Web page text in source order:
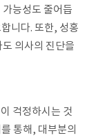
능성도 줄어듭
니다. 또한, 성홍
의사의 진단을
걱정하시는 것
통해, 대부분의